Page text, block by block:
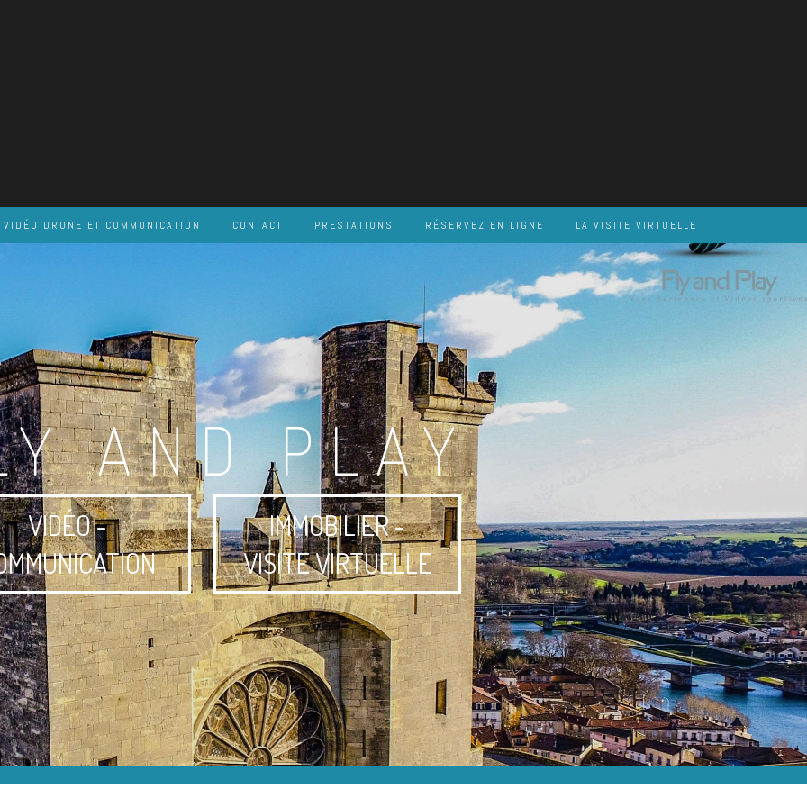
VIDÉO DRONE ET COMMUNICATION CONTACT PRESTATIONS RÉSERVEZ EN LIGNE LA VISITE VIRTUELLE
AND PLAY
VIDÉO -
IMMOBILIER -
VISITE VIRTUELLE